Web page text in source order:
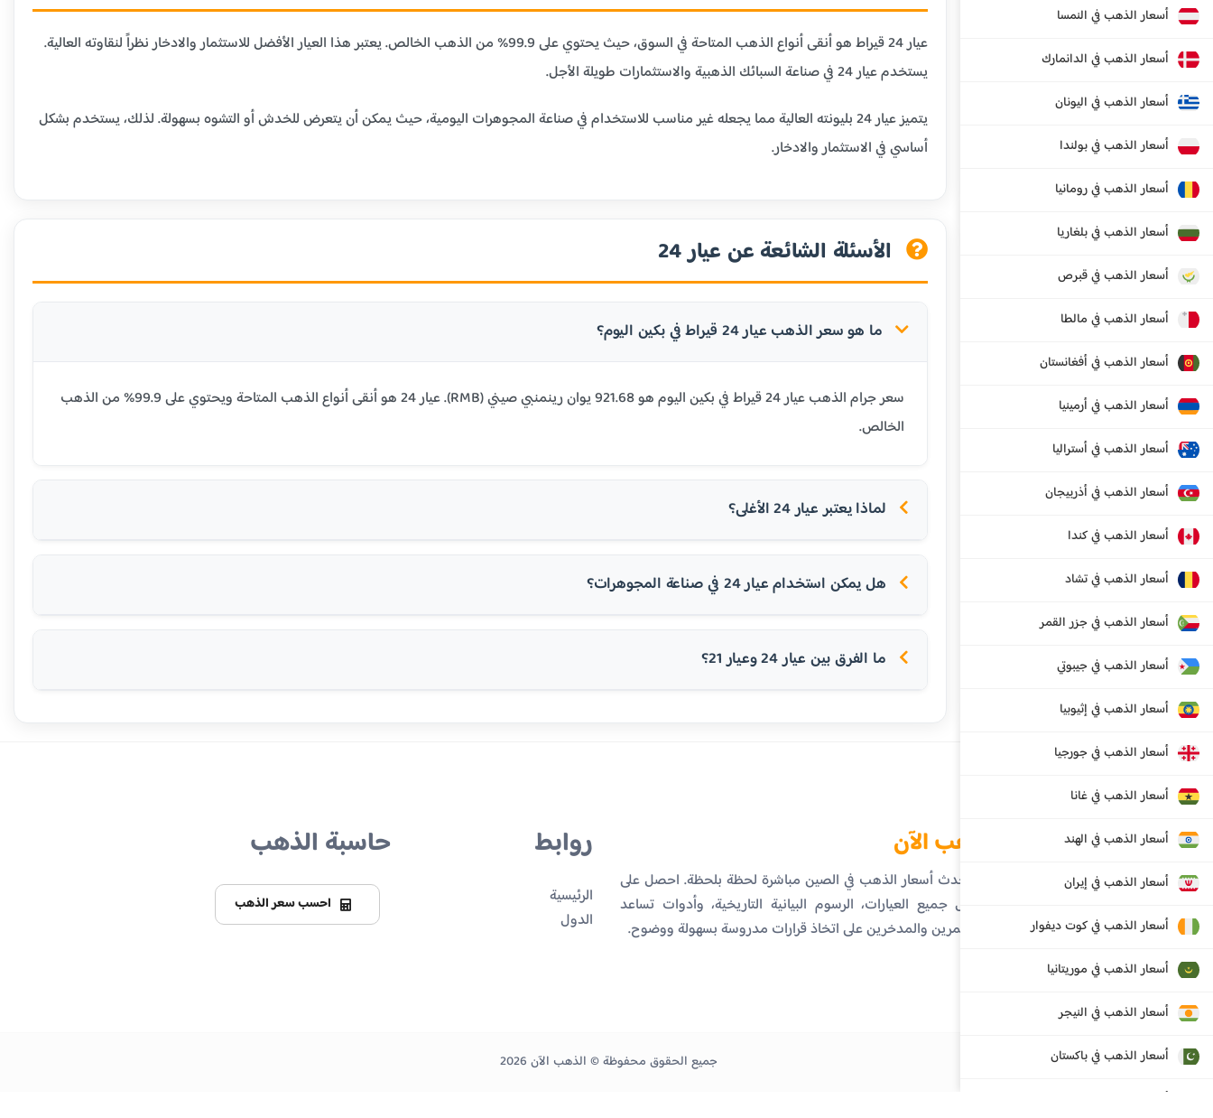
أسعار الذهب في النمسا
أسعار الذهب في الدانمارك
أسعار الذهب في اليونان
أسعار الذهب في بولندا
أسعار الذهب في رومانيا
أسعار الذهب في بلغاريا
أسعار الذهب في قبرص
أسعار الذهب في مالطا
أسعار الذهب في أفغانستان
أسعار الذهب في أرمينيا
أسعار الذهب في أستراليا
أسعار الذهب في أذربيجان
أسعار الذهب في كندا
أسعار الذهب في تشاد
أسعار الذهب في جزر القمر
أسعار الذهب في جيبوتي
أسعار الذهب في إثيوبيا
أسعار الذهب في جورجيا
أسعار الذهب في غانا
أسعار الذهب في الهند
أسعار الذهب في إيران
أسعار الذهب في كوت ديفوار
أسعار الذهب في موريتانيا
أسعار الذهب في النيجر
أسعار الذهب في باكستان
عيار 24 قيراط هو أنقى أنواع الذهب المتاحة في السوق، حيث يحتوي على 99.9% من الذهب الخالص. يعتبر هذا العيار الأفضل للاستثمار والادخار نظراً لنقاوته العالية.
يستخدم عيار 24 في صناعة السبائك الذهبية والاستثمارات طويلة الأجل.
يتميز عيار 24 بليونته العالية مما يجعله غير مناسب للاستخدام في صناعة المجوهرات اليومية، حيث يمكن أن يتعرض للخدش أو التشوه بسهولة. لذلك، يستخدم بشكل
أساسي في الاستثمار والادخار.
الأسئلة الشائعة عن عيار 24
ما هو سعر الذهب عيار 24 قيراط في بكين اليوم؟
سعر جرام الذهب عيار 24 قيراط في بكين اليوم هو 921.68 يوان رينمنبي صيني (RMB). عيار 24 هو أنقى أنواع الذهب المتاحة ويحتوي على 99.9% من الذهب
الخالص.
لماذا يعتبر عيار 24 الأغلى؟
هل يمكن استخدام عيار 24 في صناعة المجوهرات؟
ما الفرق بين عيار 24 وعيار 21؟
الذهب الآن
تابع أحدث أسعار الذهب في الصين مباشرة لحظة بلحظة. احصل على
تفاصيل جميع العيارات، الرسوم البيانية التاريخية، وأدوات تساعد
المستثمرين والمدخرين على اتخاذ قرارات مدروسة بسهولة ووضوح.
روابط
الرئيسية
الدول
حاسبة الذهب
احسب سعر الذهب
جميع الحقوق محفوظة © الذهب الآن 2026